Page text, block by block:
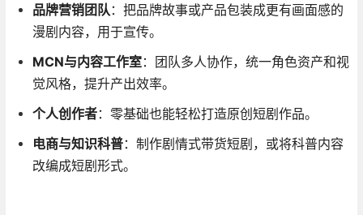
品牌营销团队 ：把品牌故事或产品包装成更有画面感的
漫剧内容，用于宣传。
MCN与内容工作室：团队多人协作，统一角色资产和视
觉风格，提升产出效率。
个人创作者：零基础也能轻松打造原创短剧作品。
电商与知识科普：制作剧情式带货短剧，或将科普内容
改编成短剧形式。